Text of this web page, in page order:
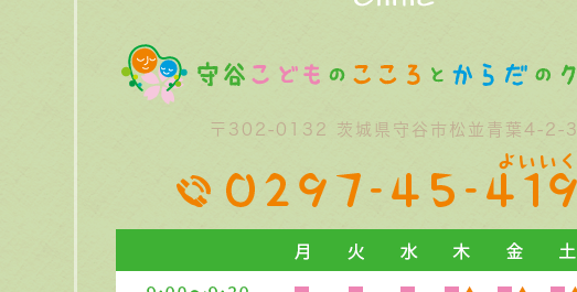
〒302-0132 茨城県守谷市松並青葉4-2-3